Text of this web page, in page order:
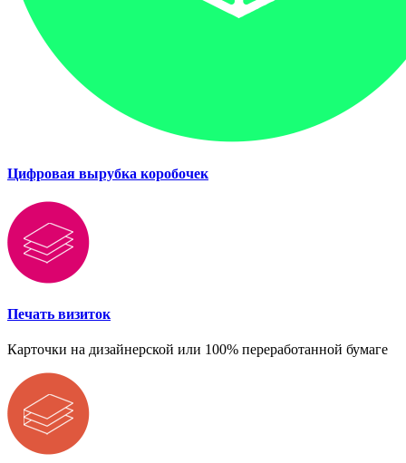
Цифровая вырубка коробочек
Печать визиток
Карточки на дизайнерской или 100% переработанной бумаге